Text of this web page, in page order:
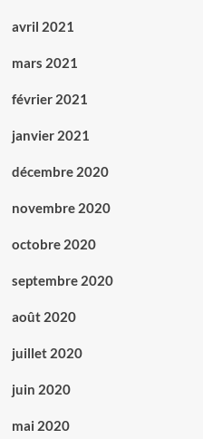
avril 2021
mars 2021
février 2021
janvier 2021
décembre 2020
novembre 2020
octobre 2020
septembre 2020
août 2020
juillet 2020
juin 2020
mai 2020